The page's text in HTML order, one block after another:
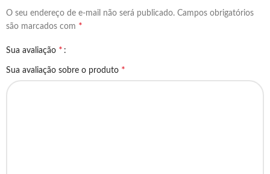
O seu endereço de e-mail não será publicado. Campos obrigatórios
são marcados com *
Sua avaliação *
Sua avaliação sobre o produto *